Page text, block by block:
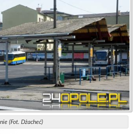
(Fot. Dżacheć)